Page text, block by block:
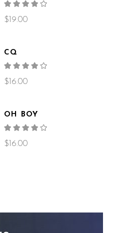
of 5
$ 19.00
CQ
of 5
$ 16.00
OH BOY
of 5
$ 16.00